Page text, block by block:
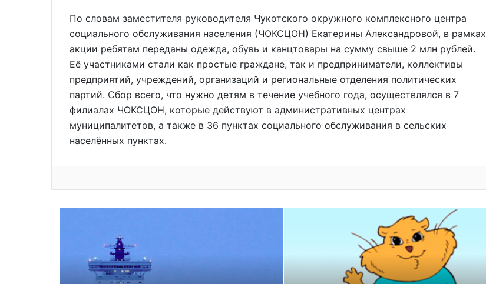
По словам заместителя руководителя Чукотского окружного комплексного центра
социального обслуживания населения (ЧОКСЦОН) Екатерины Александровой, в рамках
акции ребятам переданы одежда, обувь и канцтовары на сумму свыше 2 млн рублей.
Её участниками стали как простые граждане, так и предприниматели, коллективы
предприятий, учреждений, организаций и региональные отделения политических
партий. Сбор всего, что нужно детям в течение учебного года, осуществлялся в 7
филиалах ЧОКСЦОН, которые действуют в административных центрах
муниципалитетов, а также в 36 пунктах социального обслуживания в сельских
населённых пунктах.